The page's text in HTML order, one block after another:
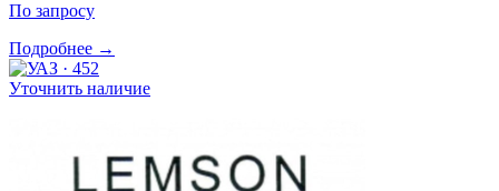
По запросу
Подробнее →
Уточнить наличие